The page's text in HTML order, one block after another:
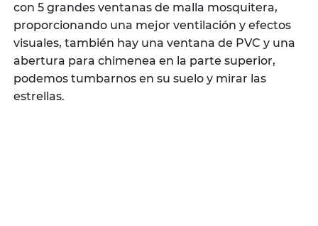
con 5 grandes ventanas de malla mosquitera,
proporcionando una mejor ventilación y efectos
visuales, también hay una ventana de PVC y una
abertura para chimenea en la parte superior,
podemos tumbarnos en su suelo y mirar las
estrellas.